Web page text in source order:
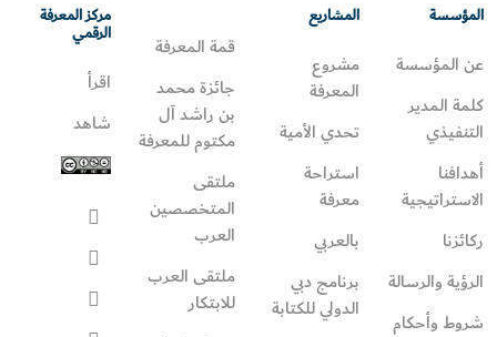
المؤسسة
عن المؤسسة
كلمة المدير
التنفيذي
أهدافنا
الاستراتيجية
ركائزنا
الرؤية والرسالة
شروط وأحكام
المشاريع
مشروع
المعرفة
تحدي الأمية
استراحة
معرفة
بالعربي
برنامج دبي
الدولي للكتابة
قمة المعرفة
جائزة محمد
بن راشد آل
مكتوم للمعرفة
ملتقى
المتخصصين
العرب
ملتقى العرب
للابتكار
مركز المعرفة
الرقمي
اقرأ
شاهد